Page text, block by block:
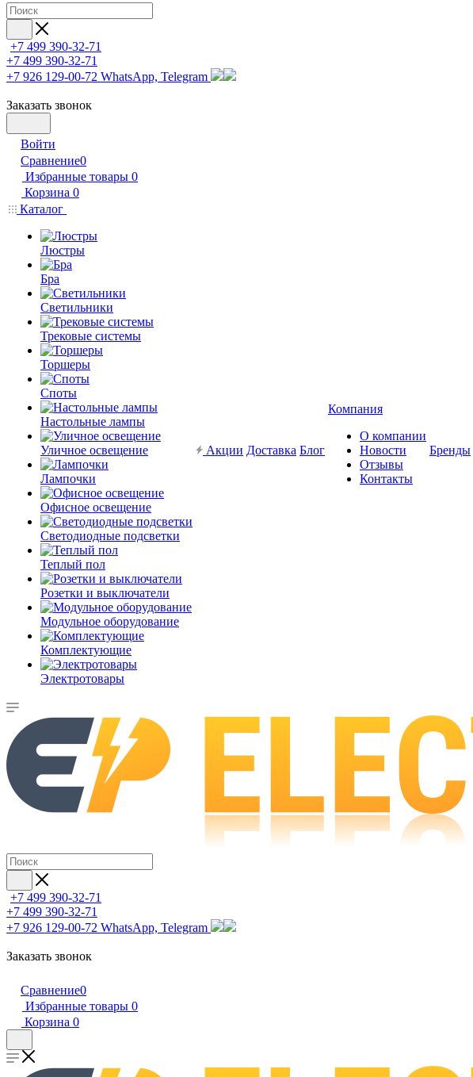
+7 499 390-32-71
+7 499 390-32-71
+7 926 129-00-72 WhatsApp, Telegram
Заказать звонок
Войти
Сравнение0
Избранные товары 0
Корзина 0
Каталог
Люстры
Бра
Светильники
Трековые системы
Торшеры
Споты
Настольные лампы
Уличное освещение
Лампочки
Офисное освещение
Светодиодные подсветки
Теплый пол
Розетки и выключатели
Модульное оборудование
Комплектующие
Электротовары
Акции Доставка Блог
Компания
О компании
Новости
Отзывы
Контакты
Бренды
+7 499 390-32-71
+7 499 390-32-71
+7 926 129-00-72 WhatsApp, Telegram
Заказать звонок
Сравнение0
Избранные товары 0
Корзина 0